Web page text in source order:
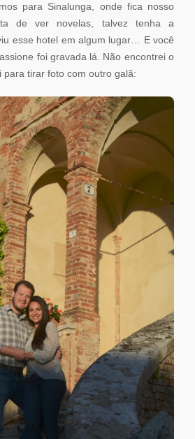
para Sinalunga, onde fica nosso
de ver novelas, talvez tenha a
esse hotel em algum lugar… E você
foi gravada lá. Não encontrei o
para tirar foto com outro galã: